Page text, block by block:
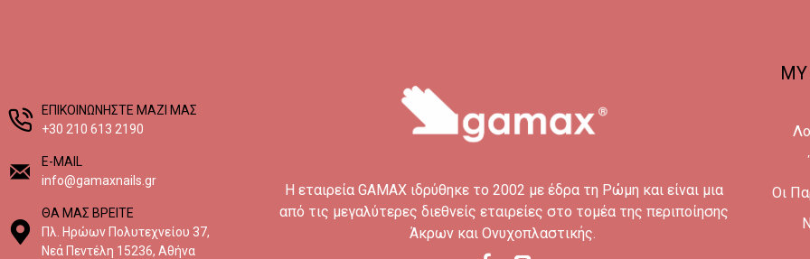
EΠΙΚΟΙΝΩΝΗΣΤΕ ΜΑΖΙ ΜΑΣ
+30 210 613 2190
E-MAIL
info@gamaxnails.gr
ΘΑ ΜΑΣ ΒΡΕΙΤΕ
Πλ. Ηρώων Πολυτεχνείου 37,
Νεά Πεντέλη 15236, Αθήνα
H εταιρεία GAMAX ιδρύθηκε το 2002 με έδρα τη Ρώμη και είναι μια
από τις μεγαλύτερες διεθνείς εταιρείες στο τομέα της περιποίησης
Άκρων και Ονυχοπλαστικής.
Οι